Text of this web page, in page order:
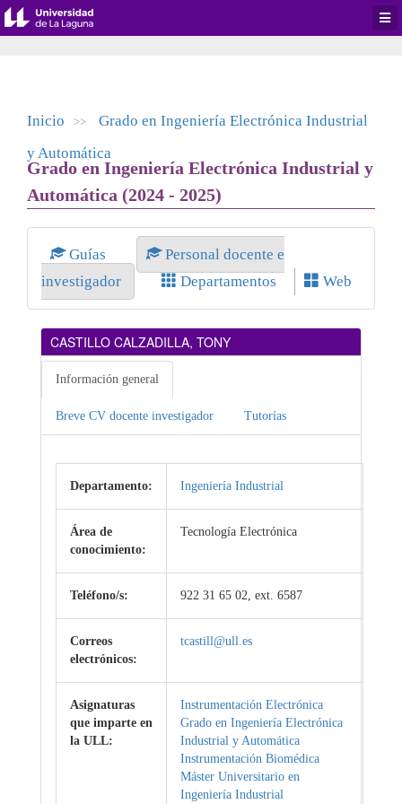
Inicio >>
Grado en Ingeniería Electrónica Industrial
y Automática
Grado en Ingeniería Electrónica Industrial y
Automática (2024 - 2025)
Guías
Personal docente e
investigador
Departamentos Web
CASTILLO CALZADILLA, TONY
Información general
Breve CV docente investigador Tutorías
Departamento: Ingeniería Industrial
Área de
conocimiento:
Tecnología Electrónica
Teléfono/s: 922 31 65 02, ext. 6587
Correos
electrónicos:
tcastill@ull.es
Asignaturas
que imparte en
la ULL:
Instrumentación Electrónica
Grado en Ingeniería Electrónica
Industrial y Automática
Instrumentación Biomédica
Máster Universitario en
Ingeniería Industrial